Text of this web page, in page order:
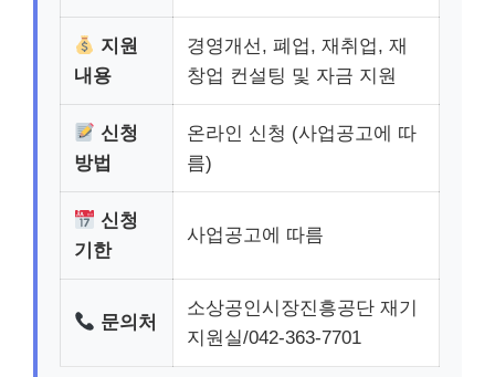
지원
내용
경영개선, 폐업, 재취업, 재
창업 컨설팅 및 자금 지원
신청
방법
온라인 신청 (사업공고에 따
름)
신청
기한
사업공고에 따름
문의처
소상공인시장진흥공단 재기
지원실/042-363-7701